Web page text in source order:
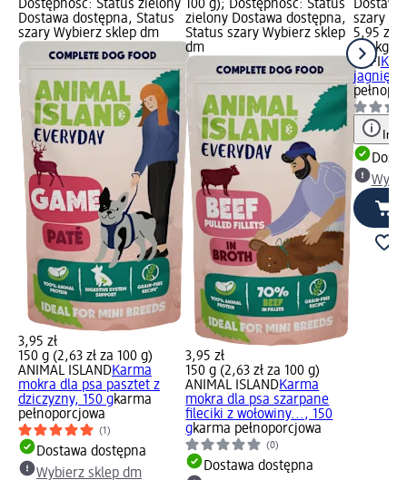
Dostępność: Status zielony
Dostawa dostępna, Status
szary Wybierz sklep dm
3,95 zł
150 g (2,63 zł za 100 g)
ANIMAL ISLANDKarma
mokra dla psa pasztet z
dziczyzny, 150 gkarma
pełnoporcjowa
(1)
Dostawa dostępna
Wybierz sklep dm
100 g); Dostępność: Status
zielony Dostawa dostępna,
Status szary Wybierz sklep
dm
3,95 zł
150 g (2,63 zł za 100 g)
ANIMAL ISLANDKarma
mokra dla psa szarpane
fileciki z wołowiny..., 150
gkarma pełnoporcjowa
(0)
Dostawa dostępna
szary
5,95 zł
0,3 kg
RAFI